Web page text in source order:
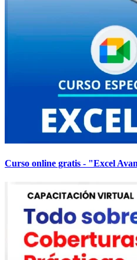
Curso online gratis - "Excel